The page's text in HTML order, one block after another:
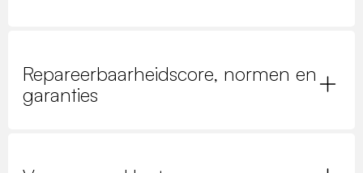
Repareerbaarheidscore, normen en
garanties